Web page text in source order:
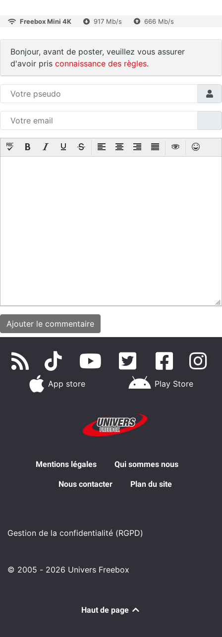
Freebox Mini 4K 917 Mb/s 666 Mb/s
Bonjour, avant de poster, veuillez vous assurer
d'avoir pris connaissance des règles.
App store Play Store
Mentions légales Qui sommes nous
Nous contacter Plan du site
Gestion de la confidentialité (RGPD)
© 2005 - 2026 Univers Freebox
Haut de page